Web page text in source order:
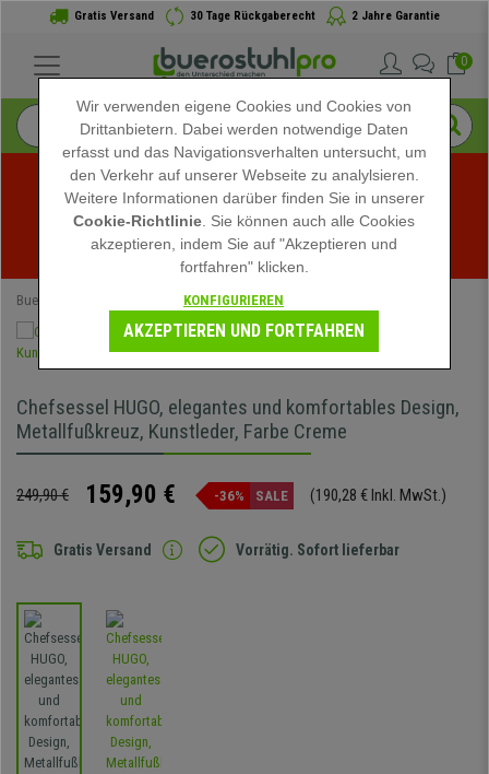
Gratis Versand 30 Tage Rückgaberecht 2 Jahre Garantie
0
Sommerschlussverkauf bei buerostuhlpro! Exklusive
Rabatte für kurze Zeit - Aktion ansehen -
Buerostuhlpro
Chefsessel HUGO, elegantes und komfortables Design,
Metallfußkreuz, Kunstleder, Farbe Creme
249,90 € 159,90 € -36% SALE (190,28 € Inkl. MwSt.)
Gratis Versand Vorrätig. Sofort lieferbar
Wir verwenden eigene Cookies und Cookies von
Drittanbietern. Dabei werden notwendige Daten
erfasst und das Navigationsverhalten untersucht, um
den Verkehr auf unserer Webseite zu analylsieren.
Weitere Informationen darüber finden Sie in unserer
Cookie-Richtlinie . Sie können auch alle Cookies
akzeptieren, indem Sie auf "Akzeptieren und
fortfahren" klicken.
KONFIGURIEREN
AKZEPTIEREN UND FORTFAHREN